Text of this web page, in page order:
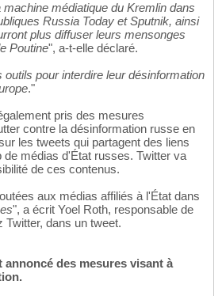
médiatique du Kremlin dans
Russia Today et Sputnik, ainsi
plus diffuser leurs mensonges
Poutine", a-t-elle déclaré.
pour interdire leur désinformation
."
pris des mesures
contre la désinformation russe en
les tweets qui partagent des liens
de médias d'État russes. Twitter va
de ces contenus.
aux médias affiliés à l'État dans
", a écrit Yoel Roth, responsable de
Twitter, dans un tweet.
annoncé des mesures visant à